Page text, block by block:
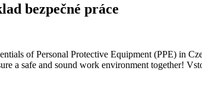
bezpečné práce
of Personal Protective Equipment (PPE) in
a safe and sound work environment together!